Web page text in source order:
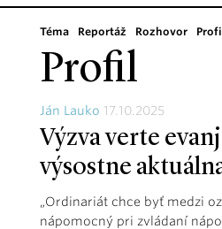
Téma Reportáž Rozhovor
Profil
Ján Lauko 17.10.2025
Výzva verte
výsostne
„Ordinariát chce byť medzi
nápomocný pri zvládaní